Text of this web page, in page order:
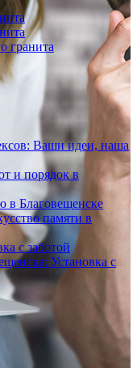
гранита
Ваши идеи, наша
и порядок в
в Благовещенске
памяти в
с заботой
Установка с